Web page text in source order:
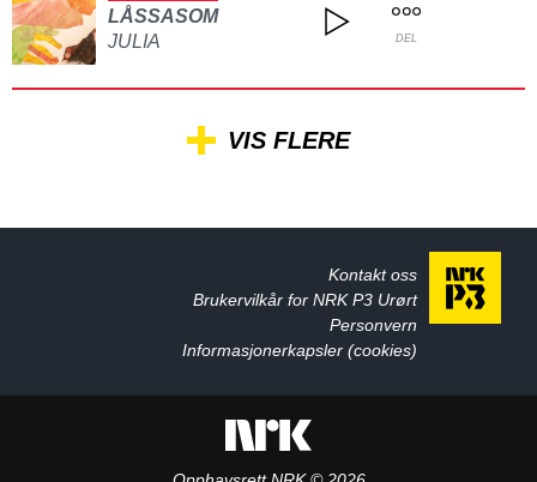
LÅSSASOM
JULIA
DEL
VIS FLERE
Kontakt oss
Brukervilkår for NRK P3 Urørt
Personvern
Informasjonerkapsler (cookies)